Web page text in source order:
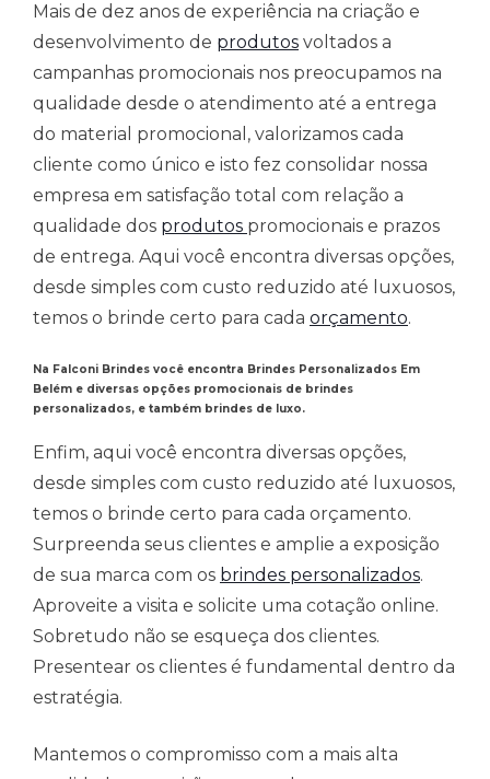
Mais de dez anos de experiência na criação e
desenvolvimento de produtos voltados a
campanhas promocionais nos preocupamos na
qualidade desde o atendimento até a entrega
do material promocional, valorizamos cada
cliente como único e isto fez consolidar nossa
empresa em satisfação total com relação a
qualidade dos produtos promocionais e prazos
de entrega. Aqui você encontra diversas opções,
desde simples com custo reduzido até luxuosos,
temos o brinde certo para cada orçamento.
Na Falconi Brindes você encontra Brindes Personalizados Em
Belém e diversas opções promocionais de brindes
personalizados, e também brindes de luxo.
Enfim, aqui você encontra diversas opções,
desde simples com custo reduzido até luxuosos,
temos o brinde certo para cada orçamento.
Surpreenda seus clientes e amplie a exposição
de sua marca com os brindes personalizados.
Aproveite a visita e solicite uma cotação online.
Sobretudo não se esqueça dos clientes.
Presentear os clientes é fundamental dentro da
estratégia.
Mantemos o compromisso com a mais alta